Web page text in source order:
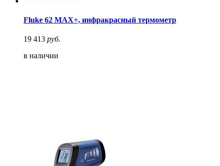
Fluke 62 MAX+, инфракрасный термометр
19 413 руб.
в наличии